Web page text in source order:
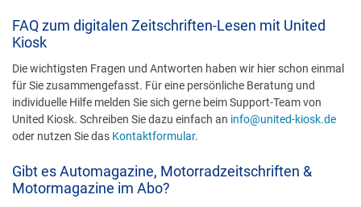
FAQ zum digitalen Zeitschriften-Lesen mit United
Kiosk
Die wichtigsten Fragen und Antworten haben wir hier schon einmal
für Sie zusammengefasst. Für eine persönliche Beratung und
individuelle Hilfe melden Sie sich gerne beim Support-Team von
United Kiosk. Schreiben Sie dazu einfach an info@united-kiosk.de
oder nutzen Sie das Kontaktformular.
Gibt es Automagazine, Motorradzeitschriften &
Motormagazine im Abo?